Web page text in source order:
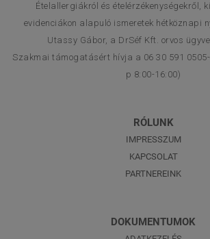
Ételallergiákról és ételérzékenységekről,
evidenciákon alapuló ismeretek hétköznapi
Utassy Gábor, a DrSéf Kft. orvos
Szakmai támogatásért hívja a 06 30 591
p 8:00-16:00)
RÓLUNK
IMPRESSZUM
KAPCSOLAT
PARTNEREINK
DOKUMENTUMOK